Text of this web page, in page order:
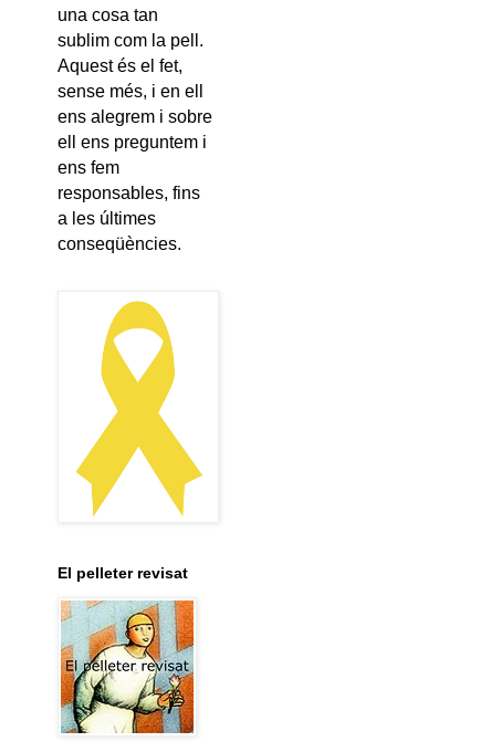
una cosa tan
sublim com la pell.
Aquest és el fet,
sense més, i en ell
ens alegrem i sobre
ell ens preguntem i
ens fem
responsables, fins
a les últimes
conseqüències.
El pelleter revisat